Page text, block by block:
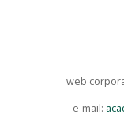
web
e-mail: